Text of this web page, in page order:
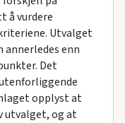
å vurdere
Utvalget
enn
Det
opplyst at
utvalget, og at